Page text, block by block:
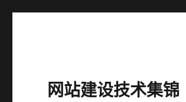
网站建设技术集锦